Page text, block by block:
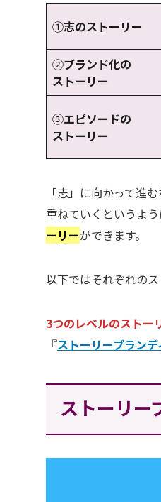
①志のストーリー
②ブランド化の
ストーリー
③エピソードの
ストーリー
「志」に向かって進
重ねていくというよ
ーリーができます。
以下ではそれぞれの
3つのレベルのストー
『ストーリーブラン
ストーリー